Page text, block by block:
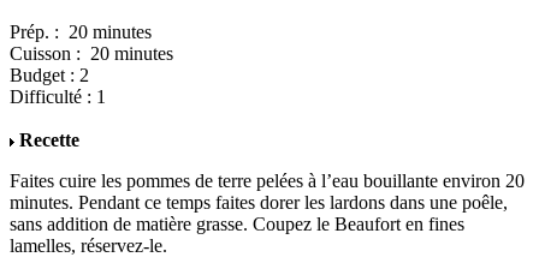
Prép. : 20 minutes
Cuisson : 20 minutes
Budget : 2
Difficulté : 1
Recette
Faites cuire les pommes de terre pelées à l’eau bouillante environ 20
minutes. Pendant ce temps faites dorer les lardons dans une poêle,
sans addition de matière grasse. Coupez le Beaufort en fines
lamelles, réservez-le.